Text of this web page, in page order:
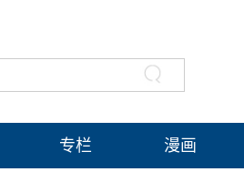
专栏 漫画